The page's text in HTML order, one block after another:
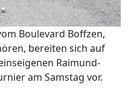
Boulevard Boffzen,
bereiten sich auf
Raimund-
am Samstag vor.